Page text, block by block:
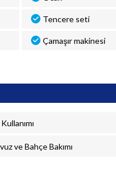
Tencere seti
Çamaşır makinesi
ve Bahçe Bakımı